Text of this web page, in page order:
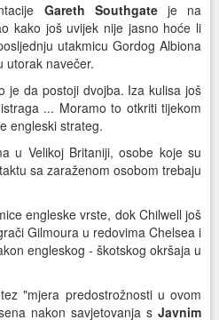
Gareth Southgateje na
kako još uvijek nije jasno hoće li
utakmicu Gordog Albiona
utorak navečer.
je da postoji dvojba. Iza kulisa još
... Moramo to otkriti tijekom
engleski strateg.
u Velikoj Britaniji, osobe koje su
sa zaraženom osobom trebaju
engleske vrste, dok Chilwell još
Gilmoura u redovima Chelsea i
engleskog - škotskog okršaja u
"mjera predostrožnosti u ovom
nakon savjetovanja s Javnim